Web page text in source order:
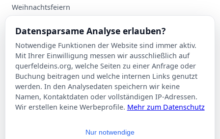
Weihnachtsfeiern
Planung
Events nach Stadt
Suche
Kontakt
Über Querfeldeins
Rechtliches
Impressum
Datensparsame Analyse erlauben?
Notwendige Funktionen der Website sind immer aktiv.
Mit Ihrer Einwilligung messen wir ausschließlich auf
querfeldeins.org, welche Seiten zu einer Anfrage oder
Buchung beitragen und welche internen Links genutzt
werden. In den Analysedaten speichern wir keine
Namen, Kontaktdaten oder vollständigen IP-Adressen.
Wir erstellen keine Werbeprofile. Mehr zum Datenschutz
Nur notwendige